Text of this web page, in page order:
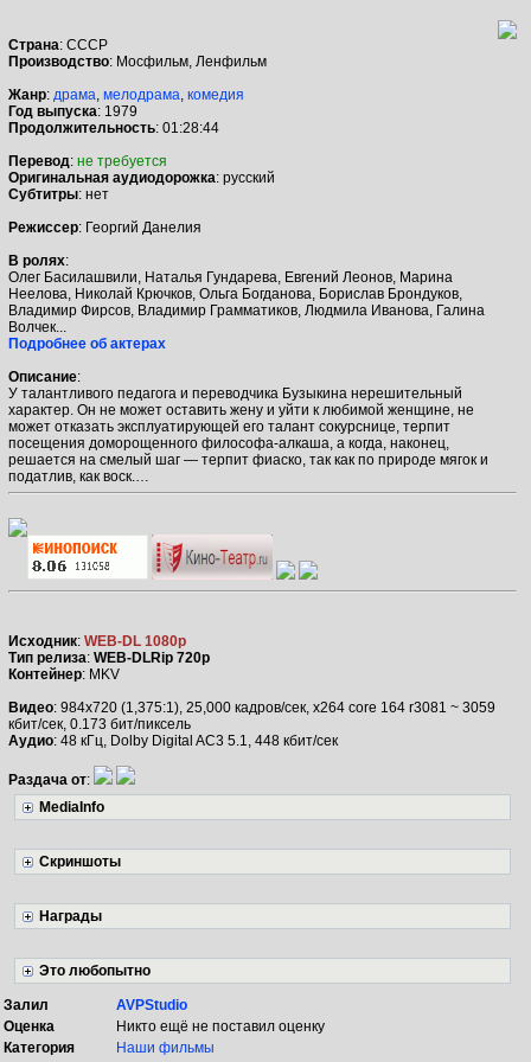
Страна: СССР
Производство: Мосфильм, Ленфильм
Жанр: драма, мелодрама, комедия
Год выпуска: 1979
Продолжительность: 01:28:44
Перевод: не требуется
Оригинальная аудиодорожка: русский
Cубтитры: нет
Режиссер: Георгий Данелия
В ролях:
Олег Басилашвили, Наталья Гундарева, Евгений Леонов, Марина
Неелова, Николай Крючков, Ольга Богданова, Борислав Брондуков,
Владимир Фирсов, Владимир Грамматиков, Людмила Иванова, Галина
Волчек...
Подробнее об актерах
Описание:
У талантливого педагога и переводчика Бузыкина нерешительный
характер. Он не может оставить жену и уйти к любимой женщине, не
может отказать эксплуатирующей его талант сокурснице, терпит
посещения доморощенного философа-алкаша, а когда, наконец,
решается на смелый шаг — терпит фиаско, так как по природе мягок и
податлив, как воск.…
Исходник: WEB-DL 1080p
Тип релиза: WEB-DLRip 720p
Контейнер: MKV
Видео: 984x720 (1,375:1), 25,000 кадров/сек, x264 core 164 r3081 ~ 3059
кбит/сек, 0.173 бит/пиксель
Аудио: 48 кГц, Dolby Digital AC3 5.1, 448 кбит/сек
Раздача от:
MediaInfo
Скриншоты
Награды
Это любопытно
Залил
AVPStudio
Оценка
Никто ещё не поставил оценку
Категория
Наши фильмы